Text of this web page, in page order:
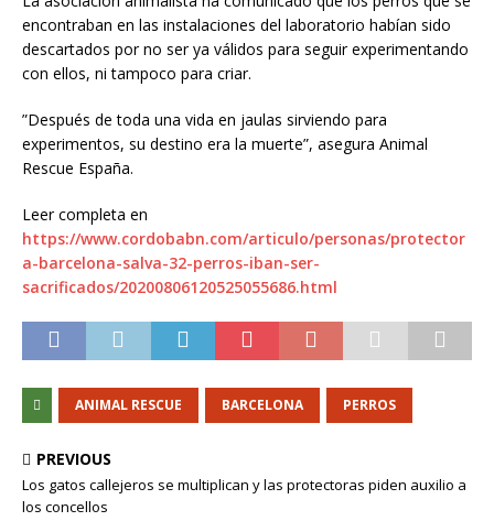
encontraban en las instalaciones del laboratorio habían sido
descartados por no ser ya válidos para seguir experimentando
con ellos, ni tampoco para criar.
”Después de toda una vida en jaulas sirviendo para
experimentos, su destino era la muerte”, asegura Animal
Rescue España.
Leer completa en
https://www.cordobabn.com/articulo/personas/protector
a-barcelona-salva-32-perros-iban-ser-
sacrificados/20200806120525055686.html
ANIMAL RESCUE BARCELONA PERROS
PREVIOUS
Los gatos callejeros se multiplican y las protectoras piden auxilio a
los concellos